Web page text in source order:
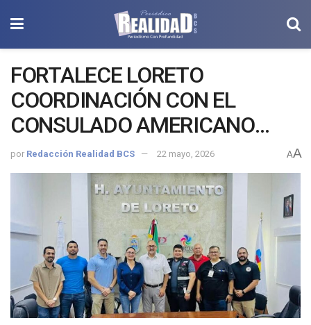
FORTALECE LORETO
COORDINACIÓN CON EL
CONSULADO AMERICANO
PARA BRINDAR MEJOR
ATENCIÓN
por Redacción Realidad BCS 22 mayo, 2026 AA